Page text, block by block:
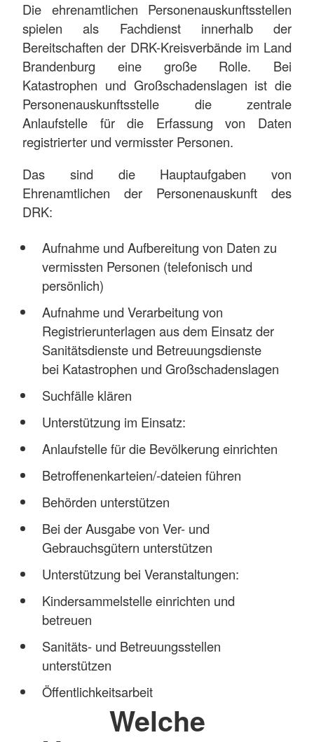
Die ehrenamtlichen Personenauskunftsstellen
spielen als Fachdienst innerhalb der
Bereitschaften der DRK-Kreisverbände im Land
Brandenburg eine große Rolle. Bei
Katastrophen und Großschadenslagen ist die
Personenauskunftsstelle die zentrale
Anlaufstelle für die Erfassung von Daten
registrierter und vermisster Personen.
Das sind die Hauptaufgaben von
Ehrenamtlichen der Personenauskunft des
DRK:
Aufnahme und Aufbereitung von Daten zu
vermissten Personen (telefonisch und
persönlich)
Aufnahme und Verarbeitung von
Registrierunterlagen aus dem Einsatz der
Sanitätsdienste und Betreuungsdienste
bei Katastrophen und Großschadenslagen
Suchfälle klären
Unterstützung im Einsatz:
Anlaufstelle für die Bevölkerung einrichten
Betroffenenkarteien/-dateien führen
Behörden unterstützen
Bei der Ausgabe von Ver- und
Gebrauchsgütern unterstützen
Unterstützung bei Veranstaltungen:
Kindersammelstelle einrichten und
betreuen
Sanitäts- und Betreuungsstellen
unterstützen
Öffentlichkeitsarbeit
Welche